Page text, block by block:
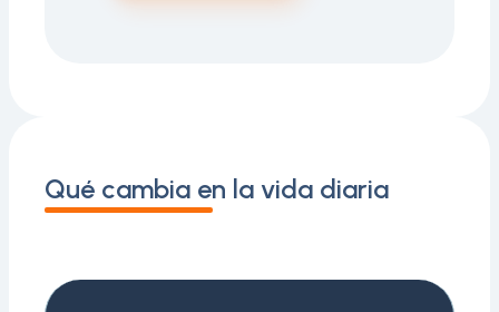
Qué cambia en la vida diaria